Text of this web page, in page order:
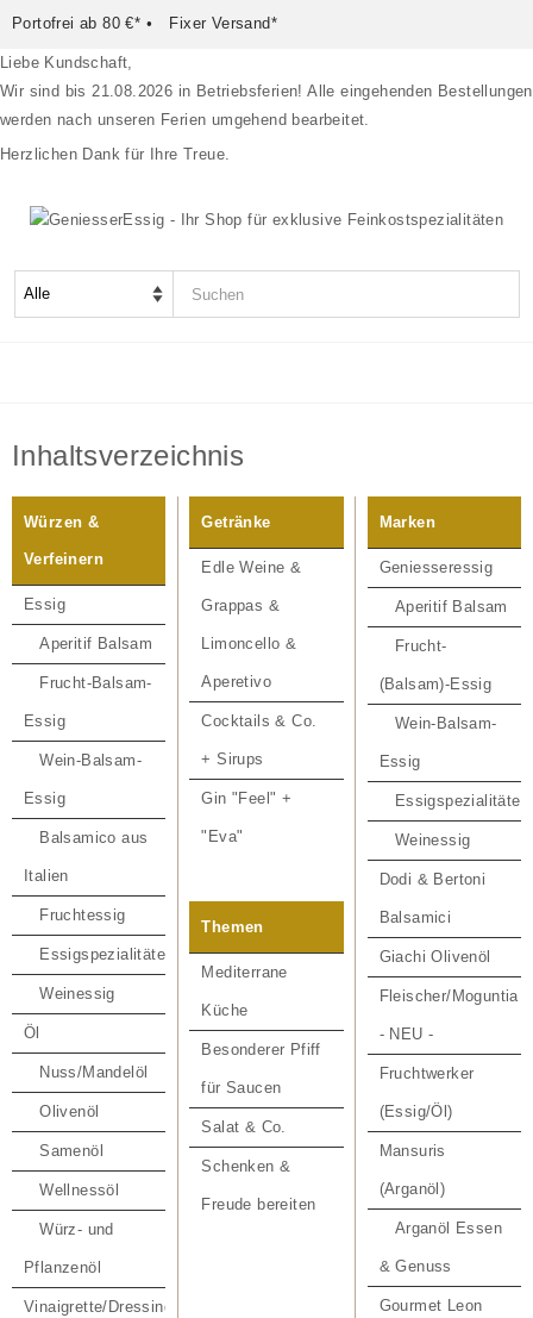
Portofrei ab 80 €* • Fixer Versand*
Liebe Kundschaft,
Wir sind bis 21.08.2026 in Betriebsferien! Alle eingehenden Bestellungen
werden nach unseren Ferien umgehend bearbeitet.
Herzlichen Dank für Ihre Treue.
Feine Zutaten
Süßes
Getränke
Themen
Marken
Neue Artikel
Inhaltsverzeichnis
Würzen &
Verfeinern
Essig
Aperitif Balsam
Frucht-Balsam-
Essig
Wein-Balsam-
Essig
Balsamico aus
Italien
Fruchtessig
Essigspezialitäten
Weinessig
Öl
Nuss/Mandelöl
Olivenöl
Samenöl
Wellnessöl
Würz- und
Pflanzenöl
Vinaigrette/Dressing-
Getränke
Edle Weine &
Grappas &
Limoncello &
Aperetivo
Cocktails & Co.
+ Sirups
Gin "Feel" +
"Eva"
Themen
Mediterrane
Küche
Besonderer Pfiff
für Saucen
Salat & Co.
Schenken &
Freude bereiten
Marken
Geniesseressig
Aperitif Balsam
Frucht-
(Balsam)-Essig
Wein-Balsam-
Essig
Essigspezialitäten
Weinessig
Dodi & Bertoni
Balsamici
Giachi Olivenöl
Fleischer/Moguntia
- NEU -
Fruchtwerker
(Essig/Öl)
Mansuris
(Arganöl)
Arganöl Essen
& Genuss
Gourmet Leon